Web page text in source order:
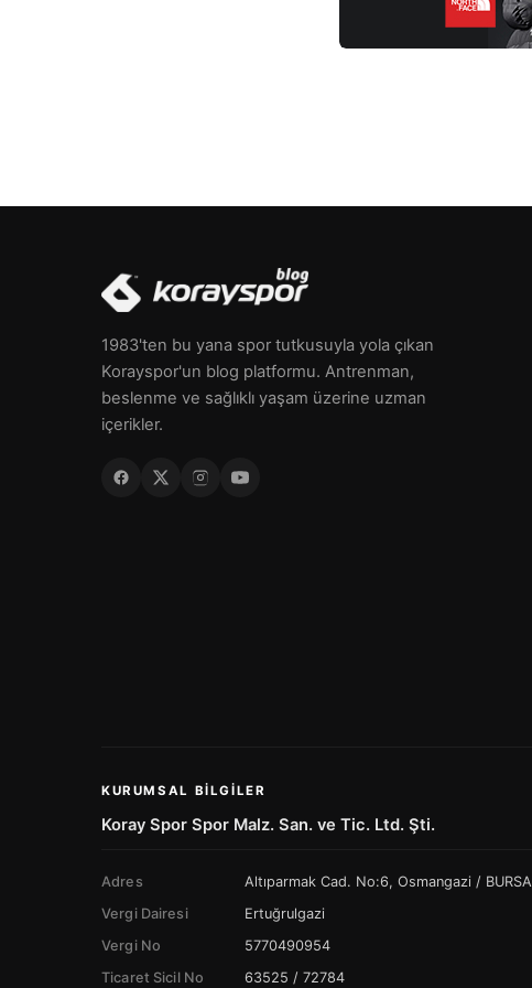
1983'ten bu yana spor tutkusuyla yola çıkan
Korayspor'un blog platformu. Antrenman,
beslenme ve sağlıklı yaşam üzerine uzman
içerikler.
KURUMSAL BILGILER
Koray Spor Spor Malz. San. ve Tic. Ltd. Şti.
Adres
Altıparmak Cad. No:6, Osmangazi / BURSA
Vergi Dairesi
Ertuğrulgazi
Vergi No
5770490954
Ticaret Sicil No
63525 / 72784